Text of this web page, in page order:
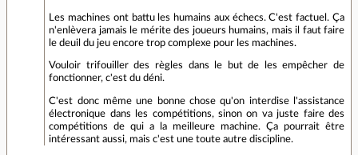
Les machines ont battu les humains aux échecs. C'est factuel. Ça
n'enlèvera jamais le mérite des joueurs humains, mais il faut faire
le deuil du jeu encore trop complexe pour les machines.
Vouloir trifouiller des règles dans le but de les empêcher de
fonctionner, c'est du déni.
C'est donc même une bonne chose qu'on interdise l'assistance
électronique dans les compétitions, sinon on va juste faire des
compétitions de qui a la meilleure machine. Ça pourrait être
intéressant aussi, mais c'est une toute autre discipline.